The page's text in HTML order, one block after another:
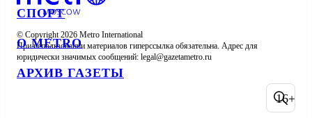
СПОРТ
О METRO
АРХИВ ГАЗЕТЫ
© Copyright 2026 Metro International
При использовании материалов гиперссылка обязательна. Адрес для
юридически значимых сообщений:
16+